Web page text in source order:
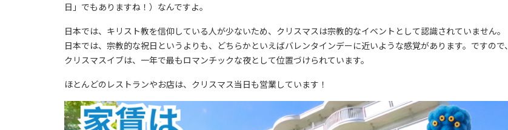
日」でもありますね！）なんですよ。
日本では、キリスト教を信仰している人が少ないため、クリスマスは宗教的なイベントとして認識されていません。
日本では、宗教的な祝日というよりも、どちらかといえばバレンタインデーに近いような感覚があります。ですので、
クリスマスイブは、一年で最もロマンチックな夜として位置づけられています。
ほとんどのレストランやお店は、クリスマス当日も営業しています！